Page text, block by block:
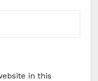
in this